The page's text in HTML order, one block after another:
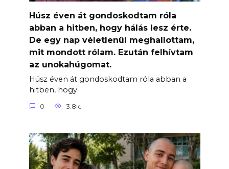
Húsz éven át gondoskodtam róla
abban a hitben, hogy hálás lesz érte.
De egy nap véletlenül meghallottam,
mit mondott rólam. Ezután felhívtam
az unokahúgomat.
Húsz éven át gondoskodtam róla abban a
hitben, hogy
0 3.8к.